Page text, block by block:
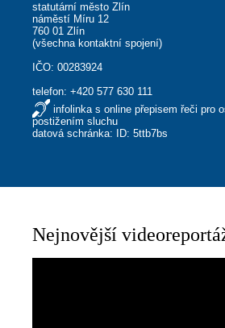
statutární město Zlín
náměstí Míru 12
760 01 Zlín
(všechna kontaktní spojení)
IČO: 00283924
telefon:+420 577 630 111
infolinka s online přepisem řeči pro
postižením sluchu
datová schránka: ID: 5ttb7bs
Nejnovější